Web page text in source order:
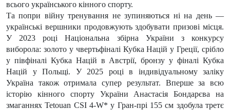
всього українського кінного спорту.
Та попри війну тренування не зупиняються ні на день —
українські вершники продовжують здобувати призові місця.
У 2023 році Національна збірна України з конкурсу
виборола: золото у чвертьфіналі Кубка Націй у Греції, срібло
у півфіналі Кубка Націй в Австрії, бронзу у фіналі Кубка
Націй у Польщі. У 2025 році в індивідуальному заліку
Україна також отримала супер результат. Вперше за всю
історію кінного спорту України Анастасія Бондарєва на
змаганнях Tetouan CSI 4-W* у Гран-прі 155 см здобула третє